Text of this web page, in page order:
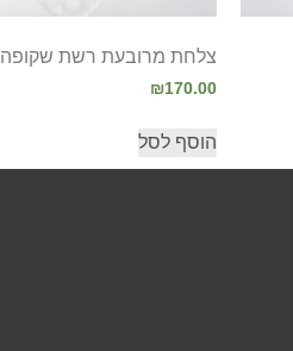
צלחת מרובעת רשת שקופה
₪170.00
הוסף לסל